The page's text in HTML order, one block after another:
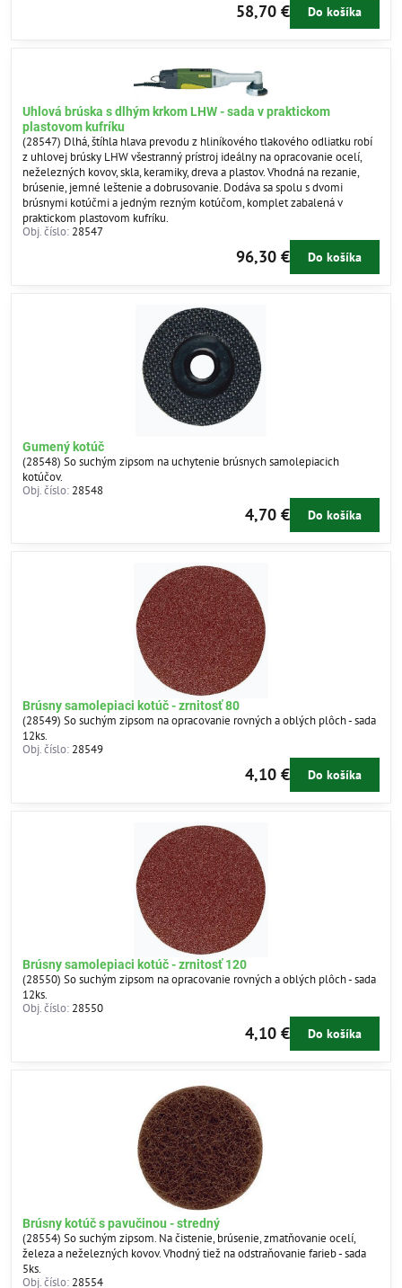
58,70 € Do košíka
Uhlová brúska s dlhým krkom LHW - sada v praktickom
plastovom kufríku
(28547) Dlhá, štíhla hlava prevodu z hliníkového tlakového odliatku robí
z uhlovej brúsky LHW všestranný prístroj ideálny na opracovanie ocelí,
neželezných kovov, skla, keramiky, dreva a plastov. Vhodná na rezanie,
brúsenie, jemné leštenie a dobrusovanie. Dodáva sa spolu s dvomi
brúsnymi kotúčmi a jedným rezným kotúčom, komplet zabalená v
praktickom plastovom kufríku.
Obj. číslo: 28547
96,30 € Do košíka
Gumený kotúč
(28548) So suchým zipsom na uchytenie brúsnych samolepiacich
kotúčov.
Obj. číslo: 28548
4,70 € Do košíka
Brúsny samolepiaci kotúč - zrnitosť 80
(28549) So suchým zipsom na opracovanie rovných a oblých plôch - sada
12ks.
Obj. číslo: 28549
4,10 € Do košíka
Brúsny samolepiaci kotúč - zrnitosť 120
(28550) So suchým zipsom na opracovanie rovných a oblých plôch - sada
12ks.
Obj. číslo: 28550
4,10 € Do košíka
Brúsny kotúč s pavučinou - stredný
(28554) So suchým zipsom. Na čistenie, brúsenie, zmatňovanie ocelí,
železa a neželezných kovov. Vhodný tiež na odstraňovanie farieb - sada
5ks.
Obj. číslo: 28554